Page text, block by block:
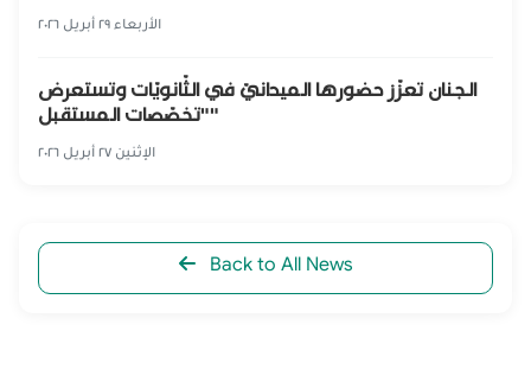
الأربعاء ٢٩ أبريل ٢٠٢٦
الجنان تعزّز حضورها الميدانيّ في الثّانويّات وتستعرض
"تخصّصات المستقبل"
الإثنين ٢٧ أبريل ٢٠٢٦
Back to All News